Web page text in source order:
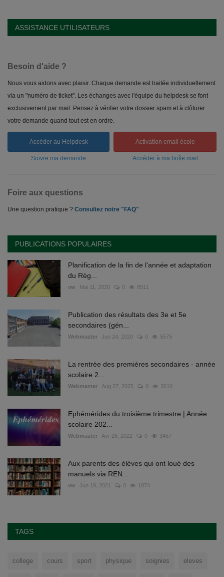
ASSISTANCE UTILISATEURS
Besoin d'aide ?
Nous vous aidons avec plaisir. Chaque demande est traitée individuellement
via un "numéro de ticket". Les échanges avec l'équipe du helpdesk se font
exclusivement par mail. Pensez à vérifier votre dossier spam et à clôturer
votre demande quand tout est en ordre.
Accéder au Helpdesk Activation email école
Suivre ma demande Accéder à ma boîte mail
Foire aux questions
Une question pratique ? Consultez notre "FAQ"
PUBLICATIONS POPULAIRES
Planification de la fin de l'année et adaptation
du Règ...
vw Mai 11, 2020 0 8511
Publication des résultats des 3e et 5e
secondaires (gén...
Webmaster Jun 24, 2020 0 5575
La rentrée des premières secondaires - année
scolaire 2...
Webmaster Aug 27, 2025 0 3610
Ephémérides du troisième trimestre | Année
scolaire 202...
Webmaster Avr 26, 2022 0 3457
Aux parents des élèves qui ont loué des
manuels via REN...
vw Jun 19, 2021 0 1874
TAGS
college cours sport physique soignies eleves